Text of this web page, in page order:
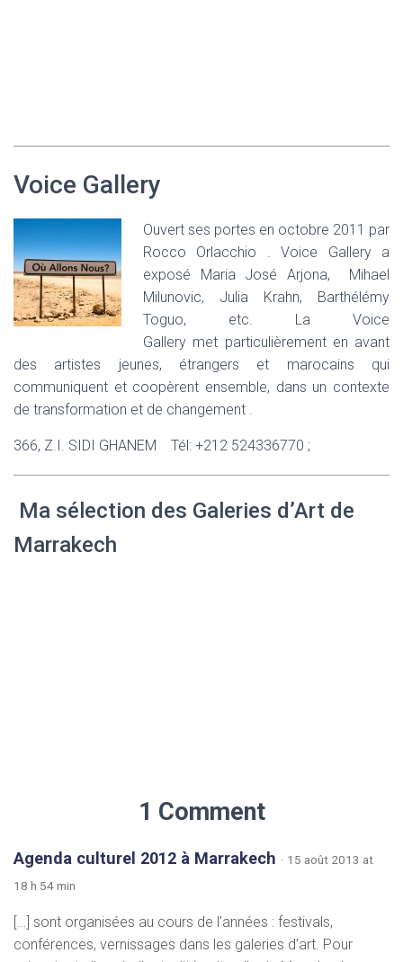
Voice Gallery
Ouvert ses portes en octobre 2011 par
Rocco Orlacchio . Voice Gallery a
exposé Maria José Arjona, Mihael
Milunovic, Julia Krahn, Barthélémy
Toguo, etc. La Voice
Gallery met particulièrement en avant
des artistes jeunes, étrangers et marocains qui
communiquent et coopèrent ensemble, dans un contexte
de transformation et de changement .
366, Z.I. SIDI GHANEM Tél: +212 524336770 ;
Ma sélection des Galeries d’Art de
Marrakech
1 Comment
Agenda culturel 2012 à Marrakech · 15 août 2013 at
18 h 54 min
[…] sont organisées au cours de l’années : festivals,
conférences, vernissages dans les galeries d’art. Pour